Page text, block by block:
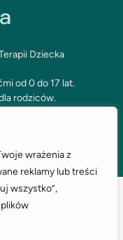
wrażenia z
reklamy lub treści
wszystko”,
Dziecka
od 0 do 17 lat.
rodziców.